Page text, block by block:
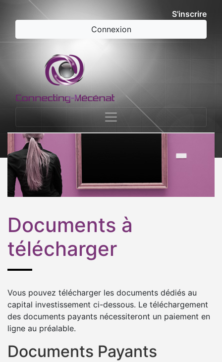
S'inscrire
Connexion
Documents à
télécharger
Vous pouvez télécharger les documents dédiés au
capital investissement ci-dessous. Le téléchargement
des documents payants nécessiteront un paiement en
ligne au préalable.
Documents Payants